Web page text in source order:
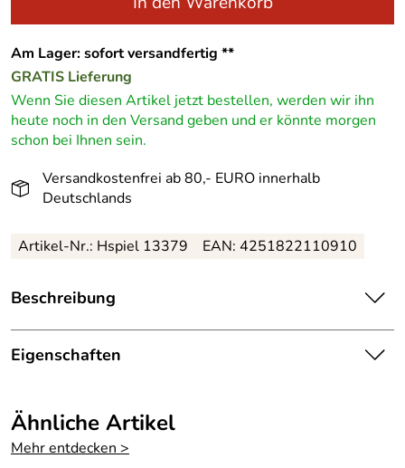
Am Lager: sofort versandfertig **
GRATIS Lieferung
Wenn Sie diesen Artikel jetzt bestellen, werden wir ihn
heute noch in den Versand geben und er könnte morgen
schon bei Ihnen sein.
Versandkostenfrei ab 80,- EURO innerhalb
Deutschlands
Artikel-Nr.: Hspiel 13379 EAN: 4251822110910
Beschreibung
Farbenfrohes Babyspielzeug „Babyspielgerät Wildtiere“
BxLxH 62x57x54,5 cm – Höhe ca. 54 cm
ersten Blick mit seinen liebevoll gestalteten
Wildtierfiguren, die zum Spielen und Entdecken einladen.
Am Quersteg sind eine Fülle an bunten Holzperlen,
Eigenschaften
Herstellungsort
:
Olbernhau
Ähnliche Artikel
Mehr entdecken >